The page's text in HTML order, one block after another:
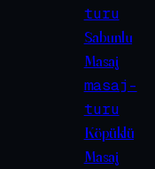
turu
Sabunlu
Masaj
masaj-
turu
Köpüklü
Masaj